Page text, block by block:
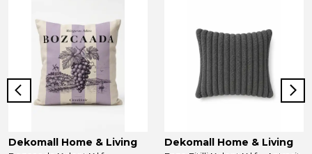
Dekomall Home & Living Dekomall Home & Living